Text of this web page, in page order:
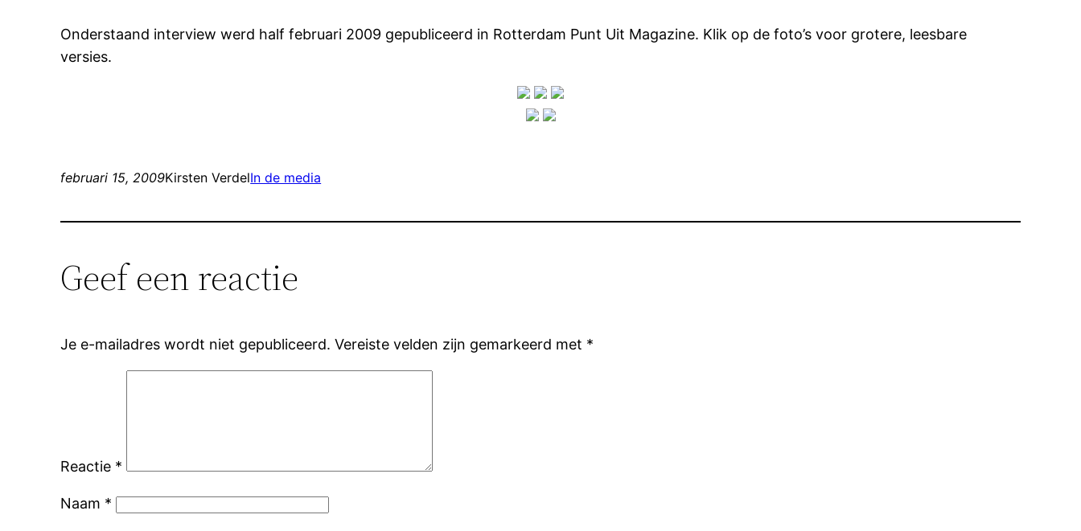
Onderstaand interview werd half februari 2009 gepubliceerd in Rotterdam Punt Uit Magazine. Klik op de foto’s voor grotere, leesbare
versies.
februari 15, 2009Kirsten VerdelIn de media
Geef een reactie
Je e-mailadres wordt niet gepubliceerd. Vereiste velden zijn gemarkeerd met *
Reactie *
Naam *